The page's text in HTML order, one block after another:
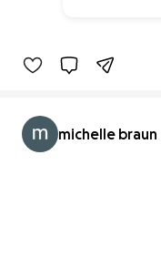
michelle braun